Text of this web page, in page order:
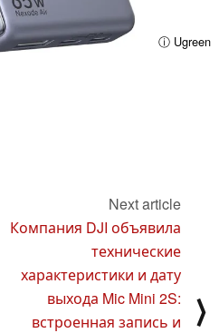
ⓘ Ugreen
Next article
Компания DJI объявила
технические
характеристики и дату
выхода Mic Mini 2S:
встроенная запись и
⟩